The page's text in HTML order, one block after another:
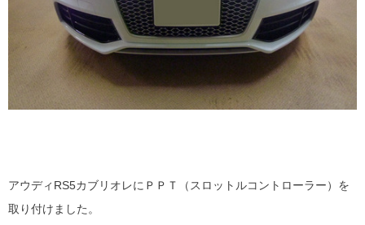
アウディRS5カブリオレにＰＰＴ（スロットルコントローラー）を
取り付けました。